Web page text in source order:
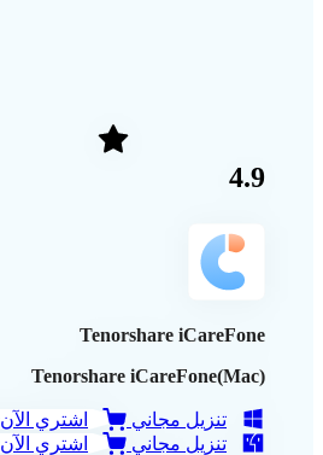
4.9
Tenorshare iCareFone
Tenorshare iCareFone(Mac)
تنزيل مجاني
اشتري الآن
تنزيل مجاني
اشتري الآن